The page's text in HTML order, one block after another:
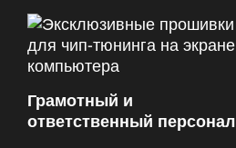
Грамотный и
ответственный персонал